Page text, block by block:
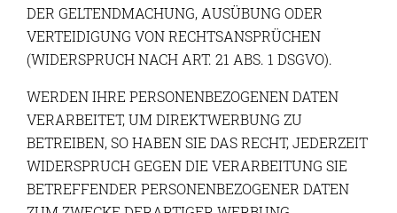
DER GELTENDMACHUNG, AUSÜBUNG ODER
VERTEIDIGUNG VON RECHTSANSPRÜCHEN
(WIDERSPRUCH NACH ART. 21 ABS. 1 DSGVO).
WERDEN IHRE PERSONENBEZOGENEN DATEN
VERARBEITET, UM DIREKTWERBUNG ZU
BETREIBEN, SO HABEN SIE DAS RECHT, JEDERZEIT
WIDERSPRUCH GEGEN DIE VERARBEITUNG SIE
BETREFFENDER PERSONENBEZOGENER DATEN